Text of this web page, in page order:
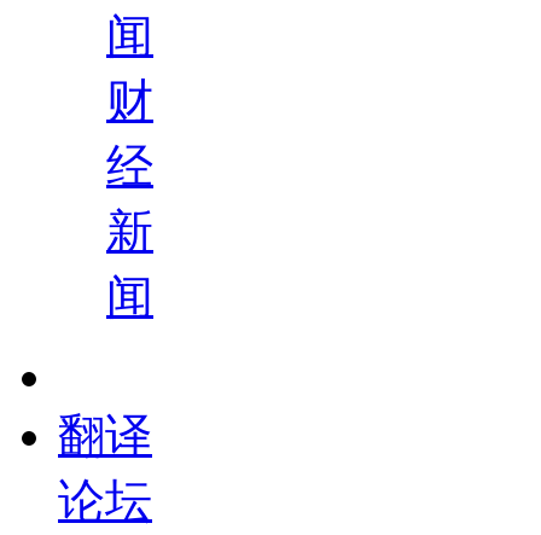
闻
财
经
新
闻
翻译
论坛